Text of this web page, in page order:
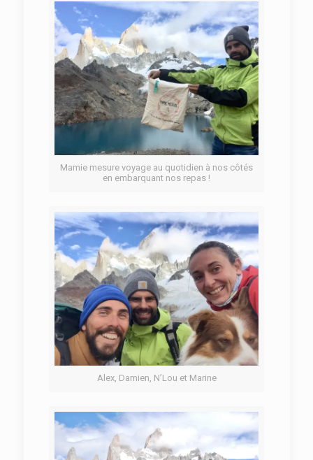
Mamie mesure voyage au quotidien à nos côtés
en embarquant nos repas !
Alex, Damien, N’Lou et Marine